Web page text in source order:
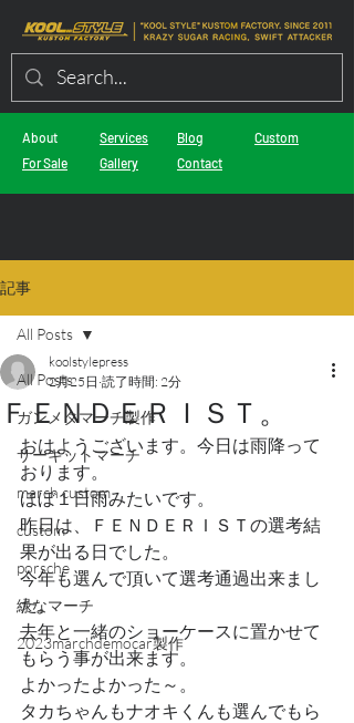
About
For Sale
Services
Gallery
Blog
Contact
Custom
記事
All Posts
ガンメタマーチ製作
サーキットマーチ
march custom
custom
porsche
緑なマーチ
2023marchdemocar製作
All Posts
ＦＥＮＤＥＲＩＳＴ。
koolstylepress
2月25日 読了時間: 2分
おはようございます。今日は雨降って
おります。
ほぼ１日雨みたいです。
昨日は、ＦＥＮＤＥＲＩＳＴの選考結
果が出る日でした。
今年も選んで頂いて選考通過出来まし
た。
去年と一緒のショーケースに置かせて
もらう事が出来ます。
よかったよかった～。
タカちゃんもナオキくんも選んでもら